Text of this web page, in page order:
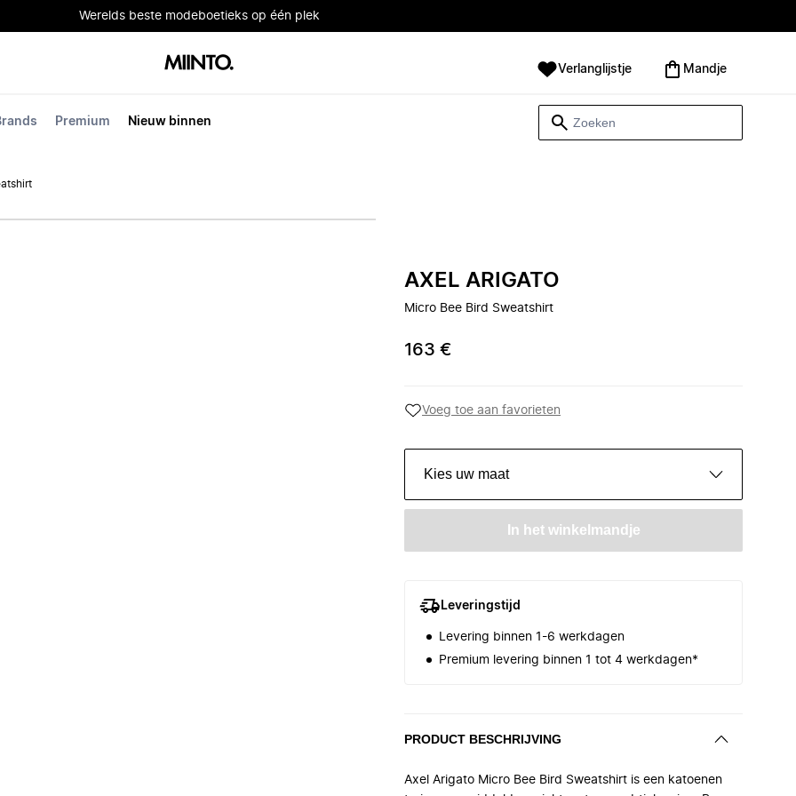
Werelds beste modeboetieks op één plek
Premium Nieuw binnen
Verlanglijstje Mandje
AXEL ARIGATO
Micro Bee Bird Sweatshirt
163 €
Voeg toe aan favorieten
Kies uw maat
In het winkelmandje
Leveringstijd
Levering binnen 1-6 werkdagen
Premium levering binnen 1 tot 4 werkdagen*
PRODUCT BESCHRIJVING
Axel Arigato Micro Bee Bird Sweatshirt is een katoenen